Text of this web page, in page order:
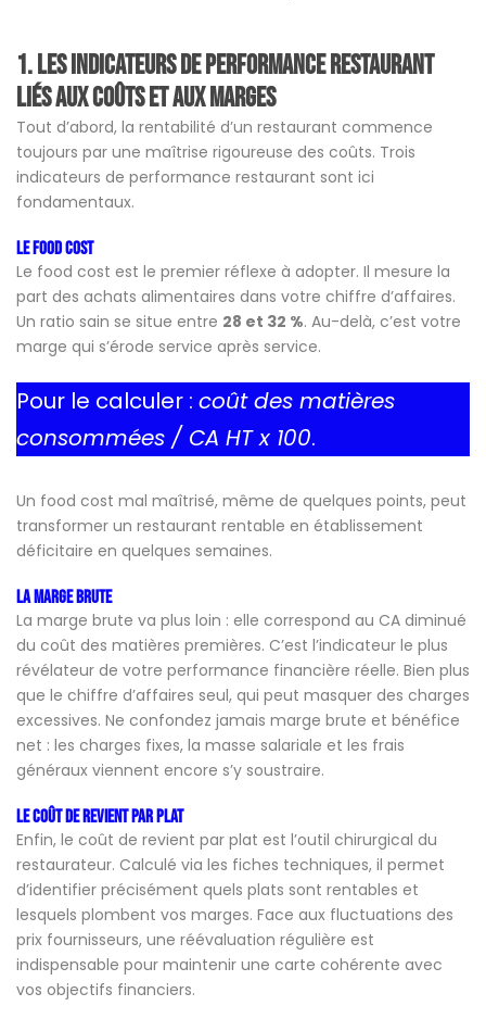
1.Les indicateurs de performance restaurant
liés aux coûts et aux marges
Tout d’abord, la rentabilité d’un restaurant commence
toujours par une maîtrise rigoureuse des coûts. Trois
indicateurs de performance restaurant sont ici
fondamentaux.
Le food cost
Le food cost est le premier réflexe à adopter. Il mesure la
part des achats alimentaires dans votre chiffre d’affaires.
Un ratio sain se situe entre 28 et 32 %. Au-delà, c’est votre
marge qui s’érode service après service.
Pour le calculer : coût des matières
consommées / CA HT x 100.
Un food cost mal maîtrisé, même de quelques points, peut
transformer un restaurant rentable en établissement
déficitaire en quelques semaines.
La marge brute
La marge brute va plus loin : elle correspond au CA diminué
du coût des matières premières. C’est l’indicateur le plus
révélateur de votre performance financière réelle. Bien plus
que le chiffre d’affaires seul, qui peut masquer des charges
excessives. Ne confondez jamais marge brute et bénéfice
net : les charges fixes, la masse salariale et les frais
généraux viennent encore s’y soustraire.
Le coût de revient par plat
Enfin, le coût de revient par plat est l’outil chirurgical du
restaurateur. Calculé via les fiches techniques, il permet
d’identifier précisément quels plats sont rentables et
lesquels plombent vos marges. Face aux fluctuations des
prix fournisseurs, une réévaluation régulière est
indispensable pour maintenir une carte cohérente avec
vos objectifs financiers.